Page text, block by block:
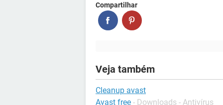
Compartilhar
Veja também
Cleanup avast
Avast free - Downloads - Antivírus